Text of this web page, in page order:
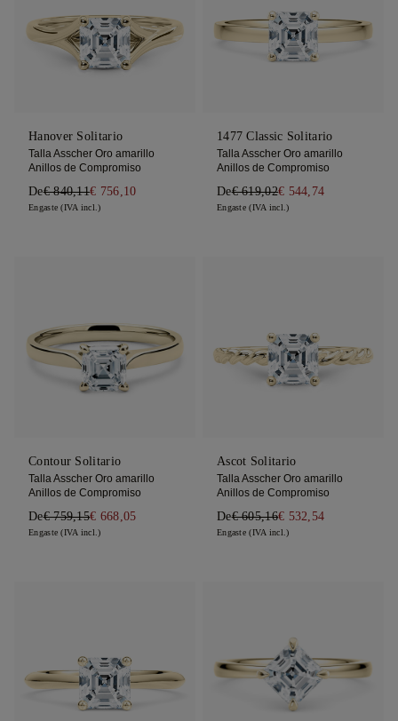
Hanover Solitario
Talla Asscher Oro amarillo
Anillos de Compromiso
De€ 840,11€ 756,10
Engaste (IVA incl.)
1477 Classic Solitario
Talla Asscher Oro amarillo
Anillos de Compromiso
De€ 619,02€ 544,74
Engaste (IVA incl.)
Contour Solitario
Talla Asscher Oro amarillo
Anillos de Compromiso
De€ 759,15€ 668,05
Engaste (IVA incl.)
Ascot Solitario
Talla Asscher Oro amarillo
Anillos de Compromiso
De€ 605,16€ 532,54
Engaste (IVA incl.)